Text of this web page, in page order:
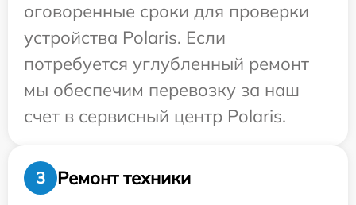
оговоренные сроки для проверки
устройства Polaris. Если
потребуется углубленный ремонт
мы обеспечим перевозку за наш
счет в сервисный центр Polaris.
3
Ремонт техники